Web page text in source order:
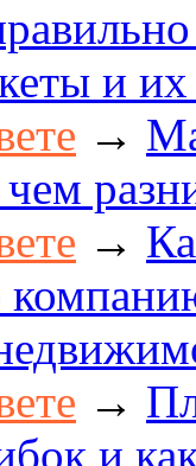
и
→
→
→
и